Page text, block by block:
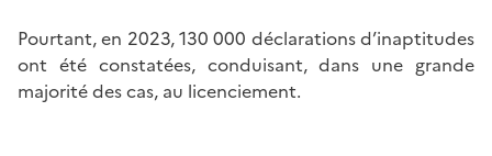
Pourtant, en 2023, 130 000 déclarations d’inaptitudes
ont été constatées, conduisant, dans une grande
majorité des cas, au licenciement.